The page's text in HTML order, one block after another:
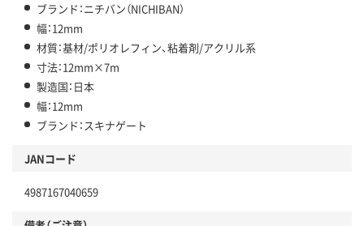
ブランド：ニチバン（NICHIBAN）
幅：12mm
材質：基材/ポリオレフィン、粘着剤/アクリル系
寸法：12mm×7m
製造国：日本
幅：12mm
ブランド：スキナゲート
JANコード
4987167040659